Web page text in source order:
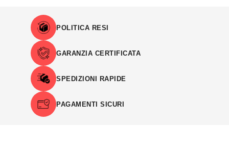
POLITICA RESI
GARANZIA CERTIFICATA
SPEDIZIONI RAPIDE
PAGAMENTI SICURI